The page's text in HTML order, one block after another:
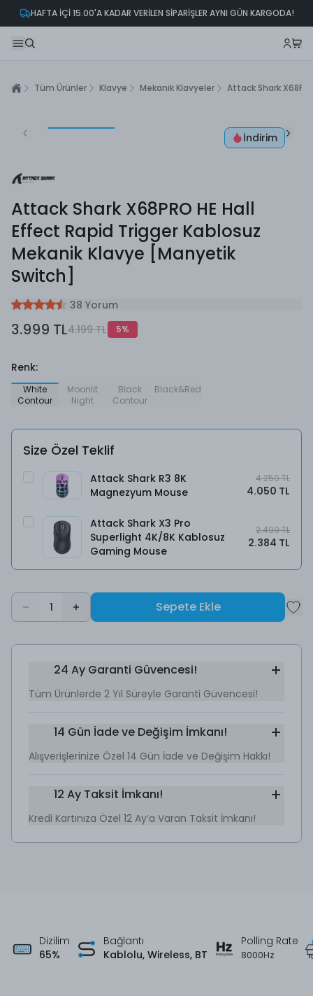
HAFTA İÇİ 15.00'A KADAR VERİLEN SİPARİŞLER AYNI GÜN KARGODA!
Tüm Ürünler Klavye Mekanik Klavyeler Attack Shark
İndirim
Attack Shark X68PRO HE Hall
Effect Rapid Trigger Kablosuz
Mekanik Klavye [Manyetik
Switch]
38 Yorum
3.999 TL4.199 TL 5%
Renk:
White
Contour
Moonlit
Night
Black
Contour
Black&Red
Size Özel Teklif
Attack Shark R3 8K
Magnezyum Mouse
4.250 TL
4.050 TL
Attack Shark X3 Pro
Superlight 4K/8K Kablosuz
Gaming Mouse
2.499 TL
2.384 TL
1 Sepete Ekle
24 Ay Garanti Güvencesi!
Tüm Ürünlerde 2 Yıl Süreyle Garanti Güvencesi!
14 Gün İade ve Değişim İmkanı!
Alışverişlerinize Özel 14 Gün İade ve Değişim Hakkı!
12 Ay Taksit İmkanı!
Kredi Kartınıza Özel 12 Ay’a Varan Taksit İmkanı!
Dizilim
65%
Bağlantı
Kablolu, Wireless, BT
Polling Rate
8000Hz